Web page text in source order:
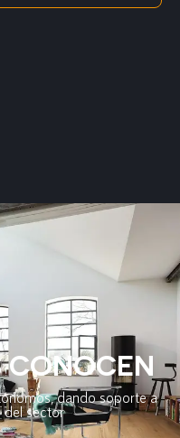
CONOCEN
dando soporte a
del sector